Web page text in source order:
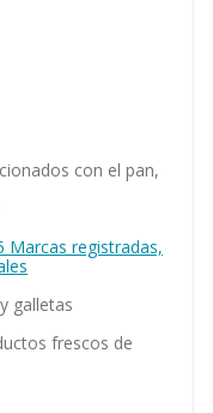
con el pan,
Marcas registradas,
galletas
frescos de